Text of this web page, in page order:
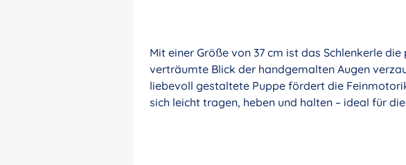
Mit einer Größe von 37 cm ist das Schlenkerle
verträumte Blick der handgemalten Augen
liebevoll gestaltete Puppe fördert die
sich leicht tragen, heben und halten – ideal für